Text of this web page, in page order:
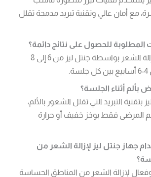
مع أمان عالي وتقنية تبريد مدمجة تقلل
للحصول على نتائج دائمة؟
عادة ما تتطلب إزالة الشعر بواسطة جنتل ليز من 6 إلى 8
أثناء الجلسة؟
بتقنية التبريد التي تقلل الشعور بالألم،
فقط بوخز خفيف أو حرارة
جهاز جنتل ليز لإزالة الشعر من
لإزالة الشعر من المناطق الحساسة